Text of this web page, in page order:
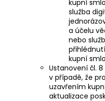
kupní
služba
a účelu
nebo
kupní
Ustanovení čl.
v případě, že
uzavřením
aktualizace